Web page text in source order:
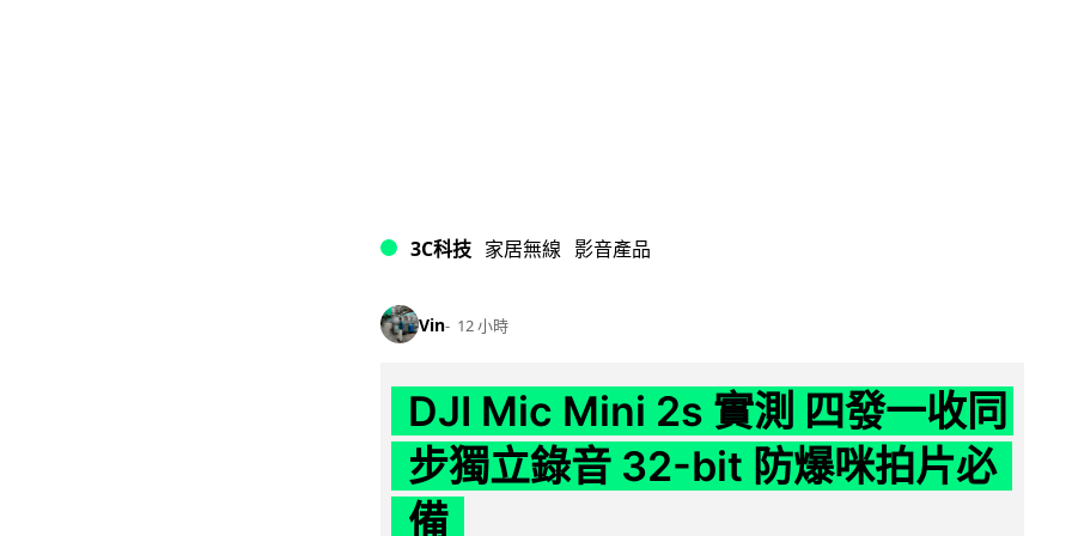
3C科技 家居無線 影音產品
Vin 12 小時
DJI Mic Mini 2s 實測 四發一收同
步獨立錄音 32-bit 防爆咪拍片必
備